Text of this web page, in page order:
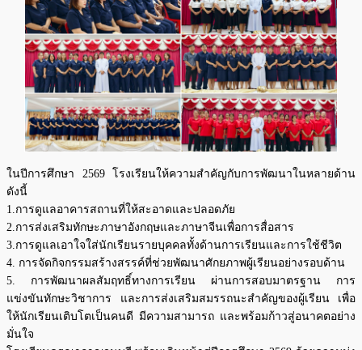
ในปีการศึกษา 2569 โรงเรียนให้ความสำคัญกับการพัฒนาในหลายด้าน
ดังนี้
1.การดูแลอาคารสถานที่ให้สะอาดและปลอดภัย
2.การส่งเสริมทักษะภาษาอังกฤษและภาษาจีนเพื่อการสื่อสาร
3.การดูแลเอาใจใส่นักเรียนรายบุคคลทั้งด้านการเรียนและการใช้ชีวิต
4. การจัดกิจกรรมสร้างสรรค์ที่ช่วยพัฒนาศักยภาพผู้เรียนอย่างรอบด้าน
5. การพัฒนาผลสัมฤทธิ์ทางการเรียน ผ่านการสอบมาตรฐาน การ
แข่งขันทักษะวิชาการ และการส่งเสริมสมรรถนะสำคัญของผู้เรียน เพื่อ
ให้นักเรียนเติบโตเป็นคนดี มีความสามารถ และพร้อมก้าวสู่อนาคตอย่าง
มั่นใจ